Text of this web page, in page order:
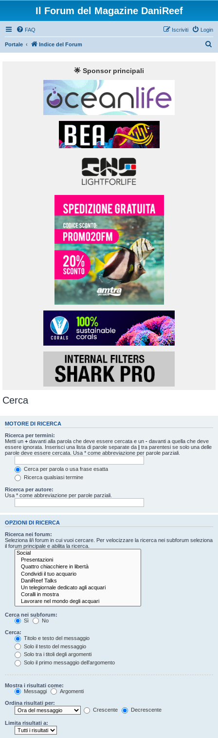
Il Forum del Magazine DaniReef
FAQ Login
Iscriviti
Portale Indice del Forum
🌟 Sponsor principali
Cerca
MOTORE DI RICERCA
Ricerca per termini:
Metti un + davanti alla parola che deve essere cercata e un - davanti a quella che deve
essere ignorata. Inserisci una lista di parole separate da
tra parentesi se solo una delle
parole deve essere cercata. Usa * come abbreviazione per parole parziali.
Cerca per parola o usa frase esatta
Ricerca qualsiasi termine
Ricerca per autore:
Usa * come abbreviazione per parole parziali.
OPZIONI DI RICERCA
Ricerca nei forum:
Seleziona il/i forum in cui vuoi cercare. Per velocizzare la ricerca nei subforum seleziona
il forum principale e abilita la ricerca.
Cerca nei subforum:
Sì
No
Cerca:
Titolo e testo del messaggio
Solo il testo del messaggio
Solo tra i titoli degli argomenti
Solo il primo messaggio dell’argomento
Mostra i risultati come:
Messaggi
Argomenti
Ordina risultati per:
Crescente
Decrescente
Limita risultati a: